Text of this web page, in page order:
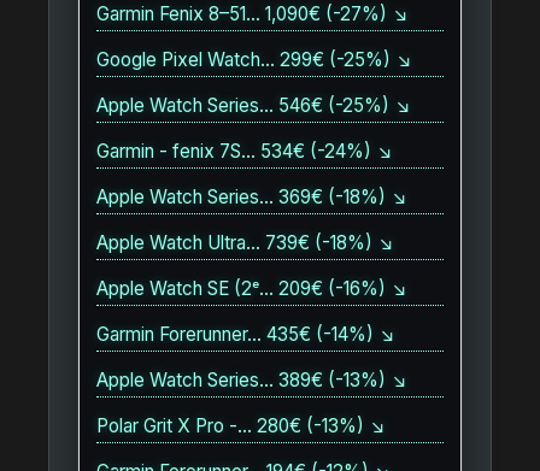
Garmin Fenix 8–51… 1,090€ (-27%) ↘
Google Pixel Watch… 299€ (-25%) ↘
Apple Watch Series… 546€ (-25%) ↘
Garmin - fenix 7S… 534€ (-24%) ↘
Apple Watch Series… 369€ (-18%) ↘
Apple Watch Ultra… 739€ (-18%) ↘
Apple Watch SE (2ᵉ… 209€ (-16%) ↘
Garmin Forerunner… 435€ (-14%) ↘
Apple Watch Series… 389€ (-13%) ↘
Polar Grit X Pro -… 280€ (-13%) ↘